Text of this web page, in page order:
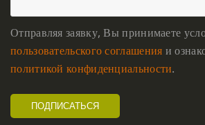
Отправляя заявку, Вы принимаете
пользовательского соглашения и
политикой конфиденциальности.